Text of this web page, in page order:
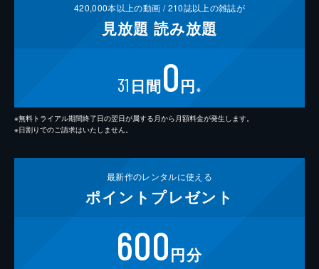
420,000本以上の動画 /210誌以上の雑誌が
見放題 読み放題
31 日間0円 ※
※無料トライアル期間終了日の翌日が属する月から月額料金が発生します。
※日割りでのご請求はいたしません。
最新作のレンタルに使える
ポイント プレゼント
600円分